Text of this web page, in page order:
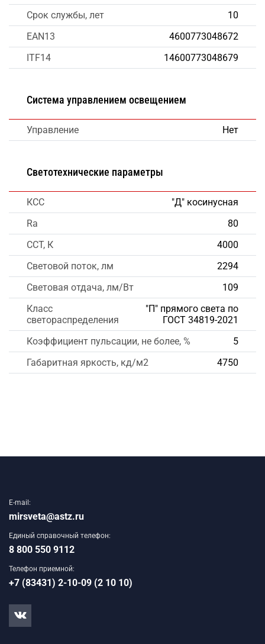
Срок службы, лет
10
EAN13
4600773048672
ITF14
14600773048679
Система управлением освещением
Управление Нет
Светотехнические параметры
КСС
"Д" косинусная
Ra
80
CCT, К
4000
Световой поток, лм
2294
Световая отдача, лм/Вт
109
Класс
светораспределения
"П" прямого света по
ГОСТ 34819-2021
Коэффициент пульсации, не более, %
5
Габаритная яркость, кд/м2
4750
E-mail:
mirsveta@astz.ru
Единый справочный телефон:
8 800 550 9112
Телефон приемной:
+7 (83431) 2-10-09 (2 10 10)